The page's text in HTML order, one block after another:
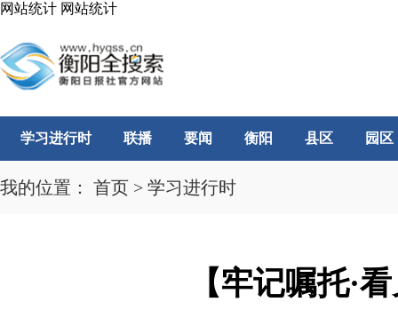
网站统计 网站统计
学习进行时 联播 要闻 衡阳 县区 园区
我的位置： 首页 > 学习进行时
【牢记嘱托·